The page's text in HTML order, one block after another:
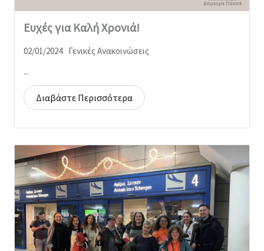
Ευχές για Καλή Χρονιά!
02/01/2024 Γενικές Ανακοινώσεις
...